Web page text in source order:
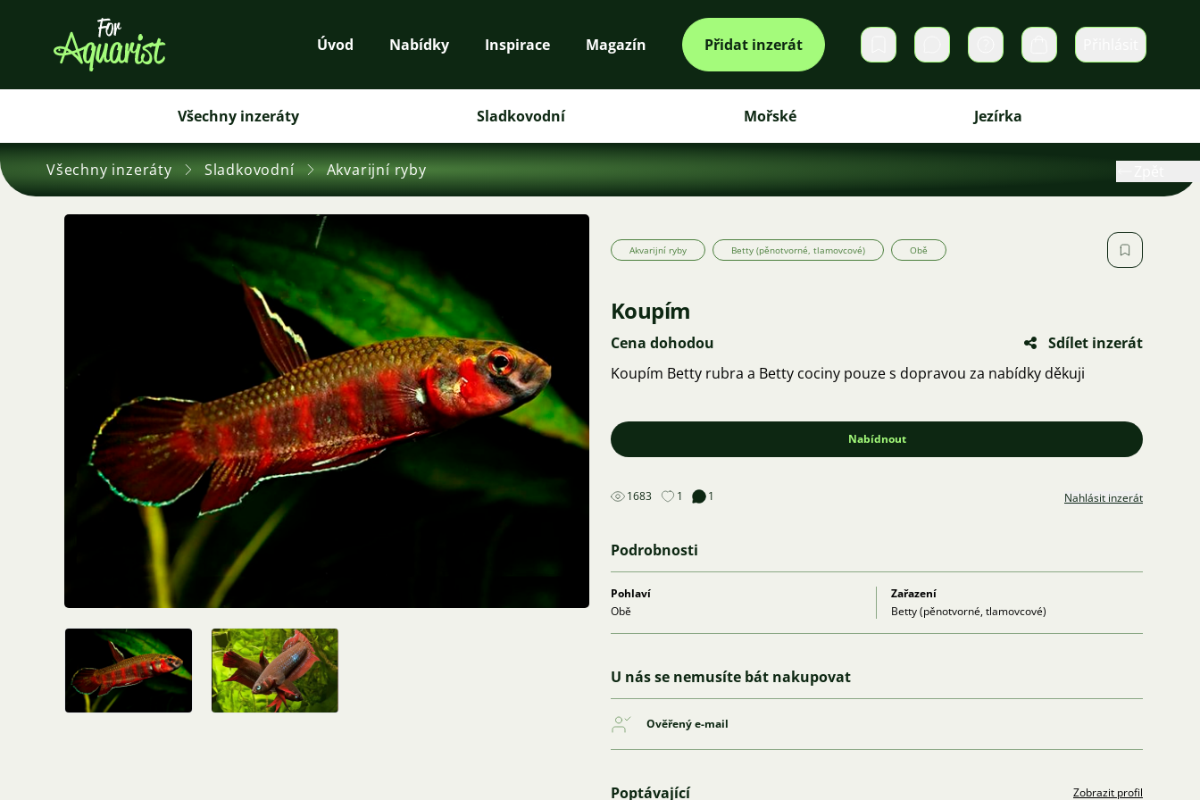
Úvod Nabídky Inspirace Magazín Přidat inzerát Soukromé zprávy Košík
Všechny inzeráty Sladkovodní Mořské Jezírka
Všechny inzeráty Sladkovodní Akvarijní ryby
Akvarijní ryby Betty (pěnotvorné, tlamovcové) Obě
Koupím
Cena dohodou
Sdílet inzerát
Koupím Betty rubra a Betty cociny pouze s dopravou za nabídky děkuji
Nabídnout
1683 1 1 Nahlásit inzerát
Podrobnosti
Pohlaví
Obě
Zařazení
Betty (pěnotvorné, tlamovcové)
U nás se nemusíte bát nakupovat
Ověřený e-mail
Poptávající Zobrazit profil